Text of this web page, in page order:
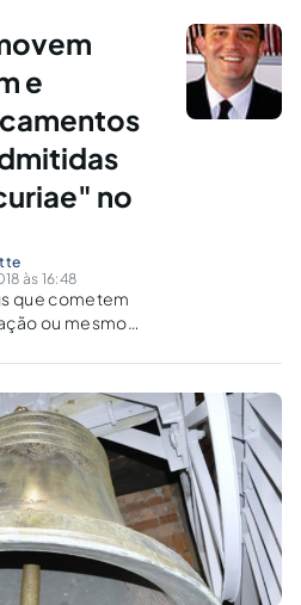
e
no
às 16:48
que cometem
ou mesmo
como
da questão